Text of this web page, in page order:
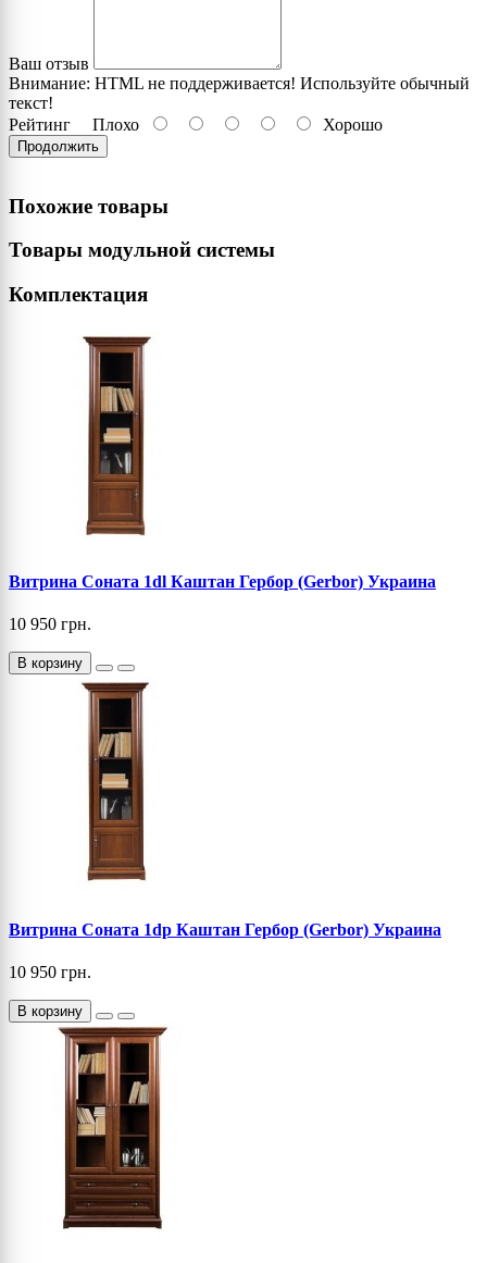
Ваш отзыв
Внимание: HTML не поддерживается! Используйте обычный
текст!
Рейтинг Плохо Хорошо
Продолжить
Похожие товары
Товары модульной системы
Комплектация
Витрина Соната 1dl Каштан Гербор (Gerbor) Украина
10 950 грн.
В корзину
Витрина Соната 1dp Каштан Гербор (Gerbor) Украина
10 950 грн.
В корзину